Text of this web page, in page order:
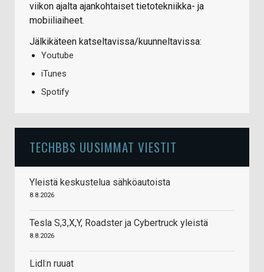
viikon ajalta ajankohtaiset tietotekniikka- ja
mobiiliaiheet.
Jälkikäteen katseltavissa/kuunneltavissa:
Youtube
iTunes
Spotify
TECHBBS UUSIMMAT VIESTIT
Yleistä keskustelua sähköautoista
8.8.2026
Tesla S,3,X,Y, Roadster ja Cybertruck yleistä
8.8.2026
Lidl:n ruuat